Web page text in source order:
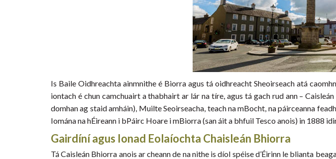
Is Baile Oidhreachta ainmnithe é Biorra agus tá oidhreacht Sheoirseach atá
iontach é chun camchuairt a thabhairt ar lár na tíre, agus tá gach rud ann –
domhan ag staid amháin), Muilte Seoirseacha, teach na mBocht, na páirceanna
Iomána na hÉireann i bPáirc Hoare i mBiorra (san áit a bhfuil Tesco anois) in 1888
Gairdíní agus Ionad Eolaíochta Chaisleán Bhiorra
Tá Caisleán Bhiorra anois ar cheann de na nithe is díol spéise d’Éirinn le blianta